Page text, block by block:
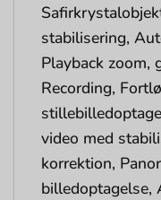
stabilisering,
Playback zoom,
Recording,
video med
korrektion,
billedoptagelse,